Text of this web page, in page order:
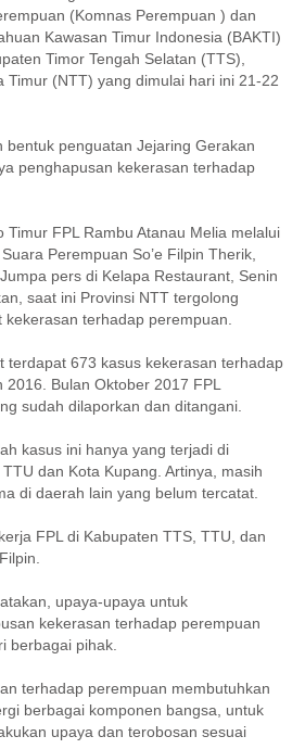
(Komnas Perempuan ) dan
Kawasan Timur Indonesia (BAKTI)
Timor Tengah Selatan (TTS),
Timur (NTT) yang dimulai hari ini 21-22
bentuk penguatan Jejaring Gerakan
penghapusan kekerasan terhadap
Timur FPL Rambu Atanau Melia melalui
Perempuan So’e Filpin Therik,
pers di Kelapa Restaurant, Senin
saat ini Provinsi NTT tergolong
terhadap perempuan.
terdapat 673 kasus kekerasan terhadap
Bulan Oktober 2017 FPL
sudah dilaporkan dan ditangani.
kasus ini hanya yang terjadi di
dan Kota Kupang. Artinya, masih
di daerah lain yang belum tercatat.
FPL di Kabupaten TTS, TTU, dan
upaya-upaya untuk
kekerasan terhadap perempuan
berbagai pihak.
terhadap perempuan membutuhkan
berbagai komponen bangsa, untuk
upaya dan terobosan sesuai